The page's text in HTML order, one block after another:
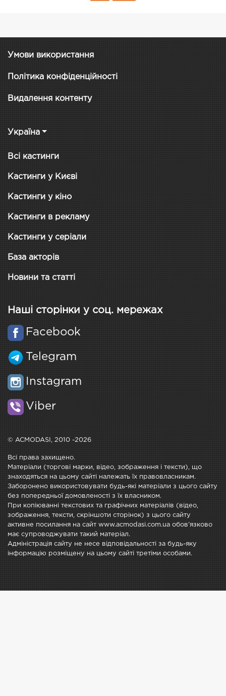
Умови використання
Політика конфіденційності
Видалення контенту
Україна
Всі кастинги
Кастинги у Києві
Кастинги у кіно
Кастинги в рекламу
Кастинги у серіали
База акторів
Новини та статті
Наші сторінки у соц. мережах
Facebook
Telegram
Instagram
Viber
© ACMODASI, 2010 -2026
Всі права захищено.
Матеріали (торгові марки, відео, зображення і тексти), що
знаходяться на цьому сайті належать їх правовласникам.
Заборонено використовувати будь-які матеріали з цього сайту
без попередньої домовленості з їх власником.
При копіюванні текстових та графічних матеріалів (відео,
зображення, тексти, скріншоти сторінок) з цього сайту
активне посилання на сайт www.acmodasi.com.ua обов'язково
має супроводжувати такий матеріал.
Адміністрація сайту не несе відповідальності за будь-яку
інформацію розміщену на цьому сайті третіми особами.